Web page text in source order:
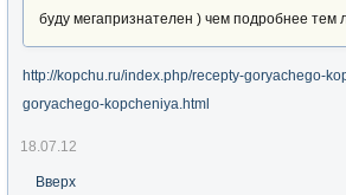
буду мегапризнателен ) чем подробнее тем
http://kopchu.ru/index.php/recepty-goryachego-
goryachego-kopcheniya.html
18.07.12
Вверх